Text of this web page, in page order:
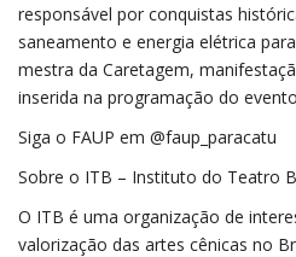
responsável por conquistas
saneamento e energia elétrica
mestra da Caretagem,
inserida na programação do
Siga o FAUP em @faup_paracatu
Sobre o ITB – Instituto do Teatro
O ITB é uma organização de
valorização das artes cênicas no